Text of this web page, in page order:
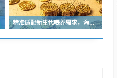
精准适配新生代喂养需求，海普诺凯双新品解锁育儿新选择！